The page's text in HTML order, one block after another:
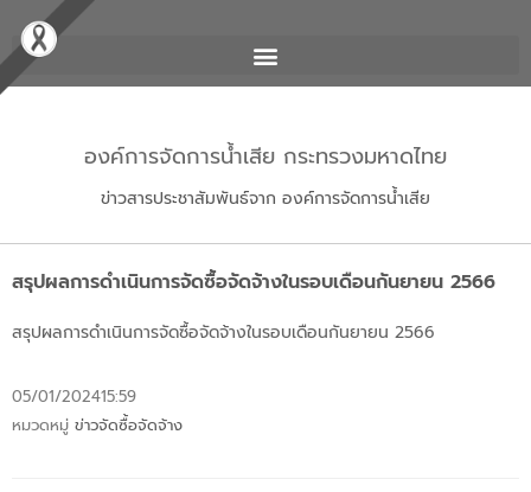
องค์การจัดการน้ำเสีย กระทรวงมหาดไทย
ข่าวสารประชาสัมพันธ์จาก องค์การจัดการน้ำเสีย
สรุปผลการดำเนินการจัดซื้อจัดจ้างในรอบเดือนกันยายน 2566
สรุปผลการดำเนินการจัดซื้อจัดจ้างในรอบเดือนกันยายน 2566
05/01/202415:59
หมวดหมู่ ข่าวจัดซื้อจัดจ้าง